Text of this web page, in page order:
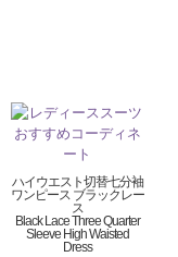
ハイウエスト切替七分袖
ワンピース ブラックレー
ス
Black Lace Three Quarter
Sleeve High Waisted
Dress